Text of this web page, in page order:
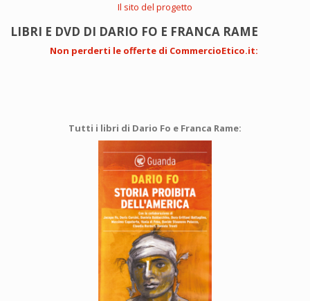
Il sito del progetto
LIBRI E DVD DI DARIO FO E FRANCA RAME
Non perderti le offerte di CommercioEtico.it:
Tutti i libri di Dario Fo e Franca Rame: